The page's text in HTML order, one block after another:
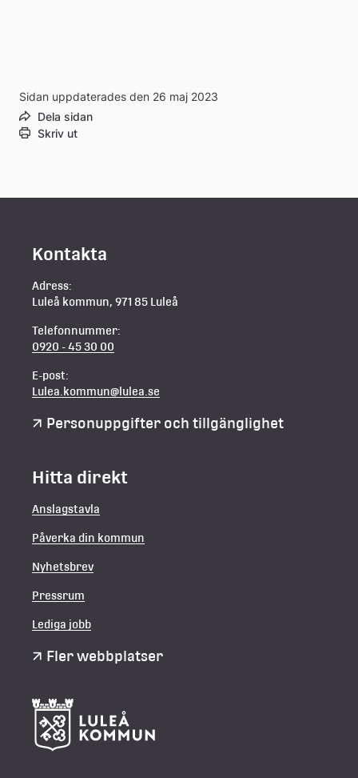
Sidan uppdaterades den 26 maj 2023
Dela sidan
Skriv ut
Kontakta
Adress:
Luleå kommun, 971 85 Luleå
Telefonnummer:
0920 - 45 30 00
E-post:
Lulea.kommun@lulea.se
Personuppgifter och tillgänglighet
Hitta direkt
Anslagstavla
Påverka din kommun
Nyhetsbrev
Pressrum
Lediga jobb
Fler webbplatser